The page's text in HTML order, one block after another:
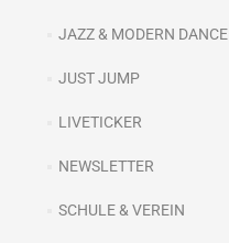
JAZZ & MODERN DANCE
JUST JUMP
LIVETICKER
NEWSLETTER
SCHULE & VEREIN